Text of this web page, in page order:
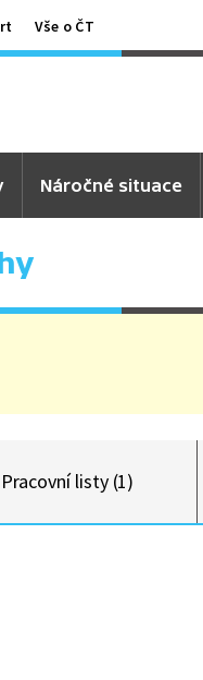
Vše o ČT
Náročné situace
Pracovní listy (1)